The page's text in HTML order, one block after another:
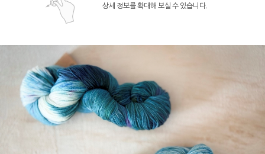
상세 정보를 확대해 보실 수 있습니다.